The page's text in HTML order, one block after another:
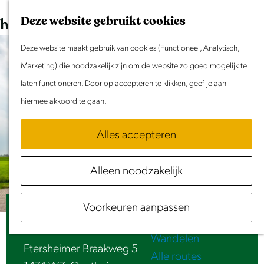
Deze website gebruikt cookies
Deze website maakt gebruik van cookies (Functioneel, Analytisch,
Marketing) die noodzakelijk zijn om de website zo goed mogelijk te
laten functioneren. Door op accepteren te klikken, geef je aan
hiermee akkoord te gaan.
Alles accepteren
Alleen noodzakelijk
Voorkeuren aanpassen
G
a
n
h
o
m
e
K
a
r
t
Z
e
k
e
n
e
n
u
Evenement aanmelden
Doen & Beleven
Zomer in Laag Holland
Met kinderen
Samen eropuit
Rust & Stilte
Activiteiten
Routes
Fietsen
Varen
Wandelen
Alle routes
Archeologisch minimuseum De Waterwolf
Etersheimer Braakweg 5